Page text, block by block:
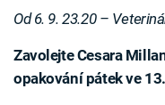
Od 6. 9. 23.20 –
Zavolejte Cesara
opakování pátek ve